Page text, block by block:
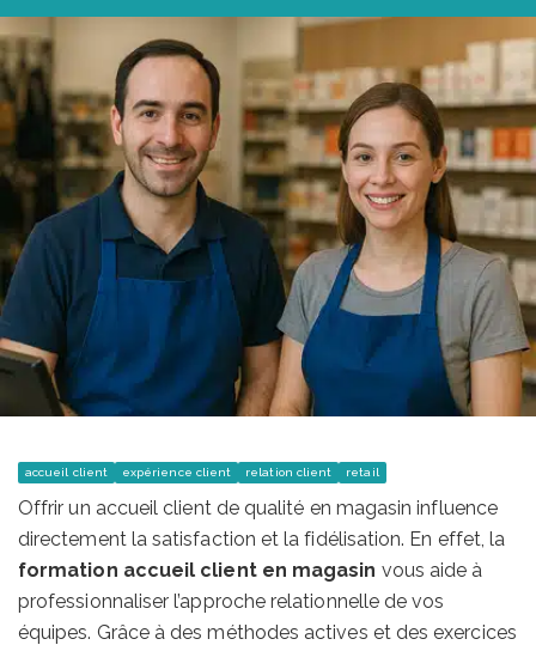
accueil client expérience client relation client retail
Offrir un accueil client de qualité en magasin influence
directement la satisfaction et la fidélisation. En effet, la
formation accueil client en magasin vous aide à
professionnaliser l’approche relationnelle de vos
équipes. Grâce à des méthodes actives et des exercices